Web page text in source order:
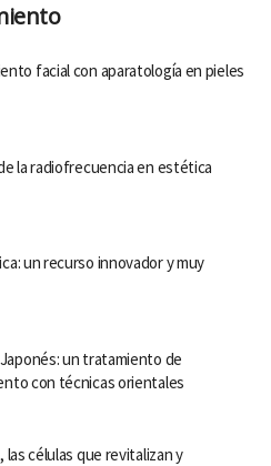
facial con aparatología en pieles
la radiofrecuencia en estética
un recurso innovador y muy
Japonés: un tratamiento de
con técnicas orientales
las células que revitalizan y